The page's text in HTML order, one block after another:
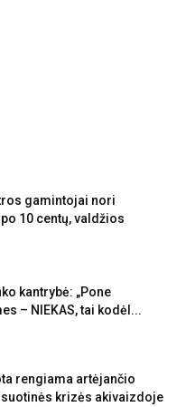
gamintojai nori
10 centų, valdžios
kantrybė: „Pone
– NIEKAS, tai kodėl...
rengiama artėjančio
krizės akivaizdoje